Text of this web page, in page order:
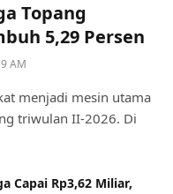
Topang
5,29 Persen
AM
menjadi mesin utama
triwulan II-2026. Di
Capai Rp3,62 Miliar,